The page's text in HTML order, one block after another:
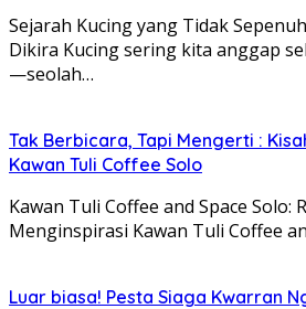
Sejarah Kucing yang Tidak
Dikira Kucing sering kita anggap
—seolah…
Tak Berbicara, Tapi Mengerti :
Kawan Tuli Coffee Solo
Kawan Tuli Coffee and Space Solo:
Menginspirasi Kawan Tuli Coffee
Luar biasa! Pesta Siaga Kwarran